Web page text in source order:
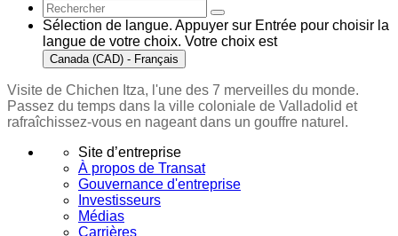
Sélection de langue. Appuyer sur Entrée pour choisir la
langue de votre choix. Votre choix est
Canada (CAD) - Français
Visite de Chichen Itza, l'une des 7 merveilles du monde.
Passez du temps dans la ville coloniale de Valladolid et
rafraîchissez-vous en nageant dans un gouffre naturel.
Site d’entreprise
À propos de Transat
Gouvernance d'entreprise
Investisseurs
Médias
Carrières